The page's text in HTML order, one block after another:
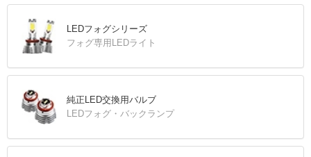
LEDフォグシリーズ
フォグ専用LEDライト
純正LED交換用バルブ
LEDフォグ・バックランプ